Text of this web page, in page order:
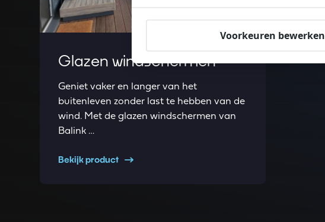
Glazen windschermen
Geniet vaker en langer van het
buitenleven zonder last te hebben van de
wind. Met de glazen windschermen van
Balink …
Bekijk product
Voorkeuren bewerken